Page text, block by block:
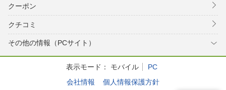
クーポン
クチコミ
その他の情報（PCサイト）
表示モード： モバイル
PC
会社情報
個人情報保護方針